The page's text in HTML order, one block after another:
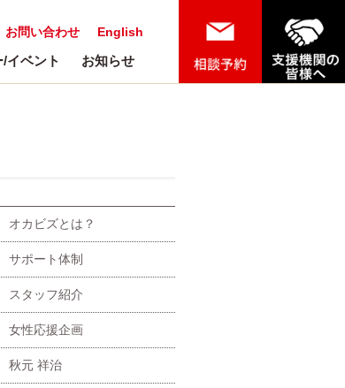
English
お問い合わせ
イベント お知らせ
オカビズとは？
サポート体制
スタッフ紹介
女性応援企画
秋元 祥治